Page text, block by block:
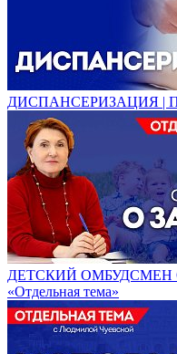
ДИСПАНСЕРИЗАЦИЯ |
ДЕТСКИЙ ОМБУДСМЕН
«Отдельная тема»